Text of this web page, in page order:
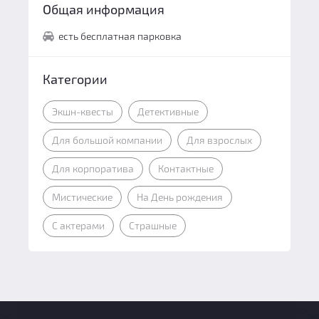
Общая информация
есть бесплатная парковка
Категории
Экшн-квесты Детективные
Для большой компании Для взрослых
Для корпоратива Контактные
Мистические На День рождения
С актерами Страшные